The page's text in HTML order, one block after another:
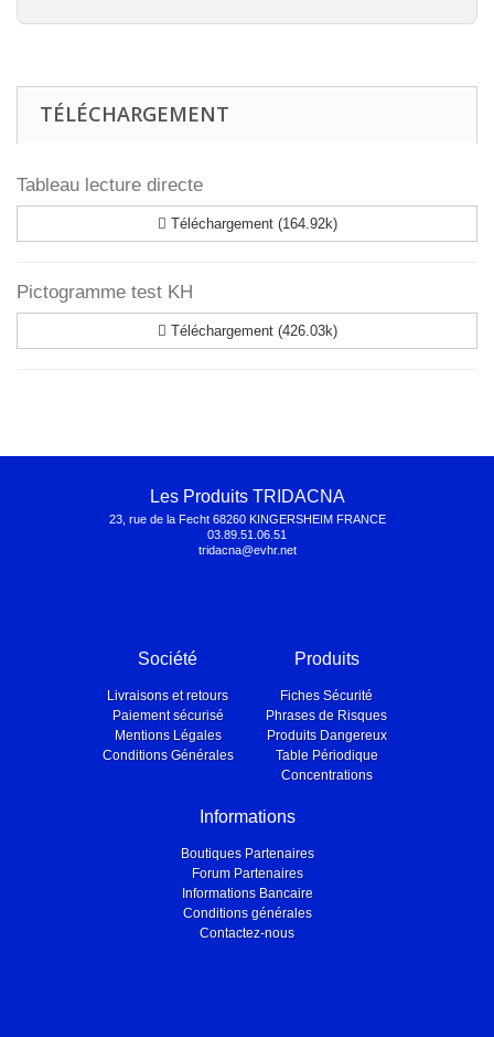
TÉLÉCHARGEMENT
Tableau lecture directe
Téléchargement (164.92k)
Pictogramme test KH
Téléchargement (426.03k)
Les Produits TRIDACNA
23, rue de la Fecht 68260 KINGERSHEIM FRANCE
03.89.51.06.51
tridacna@evhr.net
Société
Livraisons et retours
Paiement sécurisé
Mentions Légales
Conditions Générales
Produits
Fiches Sécurité
Phrases de Risques
Produits Dangereux
Table Périodique
Concentrations
Informations
Boutiques Partenaires
Forum Partenaires
Informations Bancaire
Conditions générales
Contactez-nous